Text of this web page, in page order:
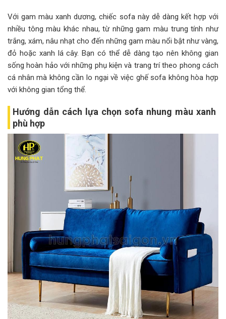
Với gam màu xanh dương, chiếc sofa này dễ dàng kết hợp với
nhiều tông màu khác nhau, từ những gam màu trung tính như
trắng, xám, nâu nhạt cho đến những gam màu nổi bật như vàng,
đỏ hoặc xanh lá cây. Bạn có thể dễ dàng tạo nên không gian
sống hoàn hảo với những phụ kiện và trang trí theo phong cách
cá nhân mà không cần lo ngại về việc ghế sofa không hòa hợp
với không gian tổng thể.
Hướng dẫn cách lựa chọn sofa nhung màu xanh
phù hợp